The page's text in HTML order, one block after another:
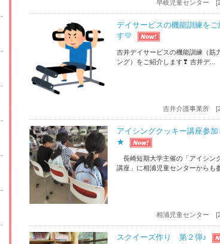
早岐児童センター
デイサービスの機能訓練をご
す💛
吉井デイサービスの機能訓練（筋
ング）をご紹介します❣ 吉井デ...
吉井介護事業所
アイシングクッキー講座参加
★
長崎短期大学主催の「アイシン
講座」に相浦児童センターからも
相浦児童センター
スクイーズ作り 第２弾♪